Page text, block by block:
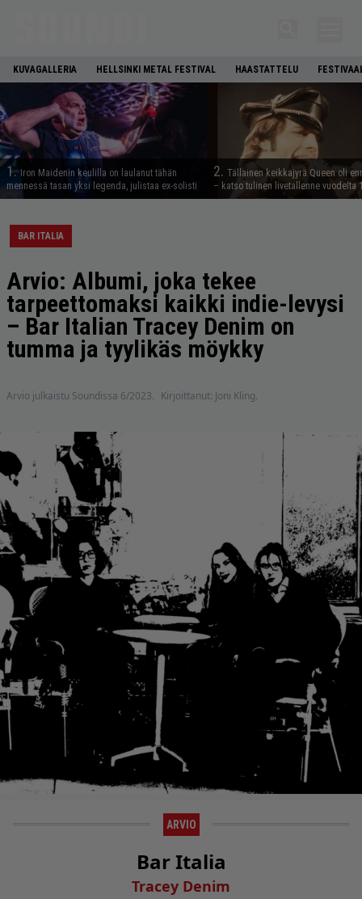
KUVAGALLERIA HELLSINKI METAL FESTIVAL HAASTATTELU
1. Iron Maidenin keulilla on laulanut tähän
mennessä tasan yksi legenda, julistaa ex-solisti
2. Tällainen keikkajyrä Queen oli
– katso tulinen livetallenne vuodelta
BAR ITALIA
Arvio: Albumi, joka tekee
tarpeettomaksi kaikki indie-levysi
– Bar Italian Tracey Denim on
tumma ja tyylikäs möykky
Arvio julkaistu Soundissa 6/2023. Kirjoittanut: Joni Kling.
ARVIO
Bar Italia
Tracey Denim